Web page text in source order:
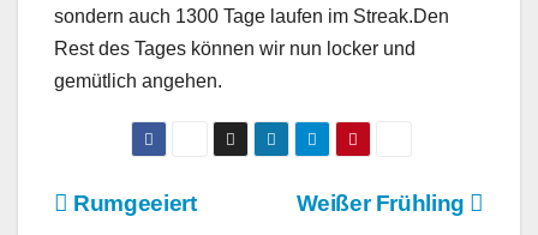
sondern auch 1300 Tage laufen im Streak.Den
Rest des Tages können wir nun locker und
gemütlich angehen.
BeitragsnavigationWeißer Frühling
Rumgeeiert